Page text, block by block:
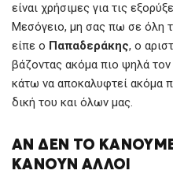
είναι χρήσιμες για τις
Μεσόγειο, μη σας πω σε όλη
είπε ο Παπαδεράκης, ο
βάζοντας ακόμα πιο ψηλά
κάτω να αποκαλυφτεί ακόμα
δική του και όλων μας.
ΑΝ ΔΕΝ ΤΟ
ΚΑΝΟΥΝ ΑΛΛΟΙ